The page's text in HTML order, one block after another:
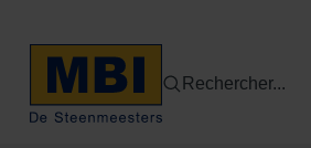
Rechercher...